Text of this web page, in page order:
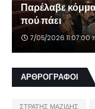
Παρέλαβε
πού πάει
7/05/2026 11:07:00
ΑΡΘΡΟΓΡΑΦΟΙ
ΣΤΡΑΤΗΣ ΜΑΖΙΔΗΣ